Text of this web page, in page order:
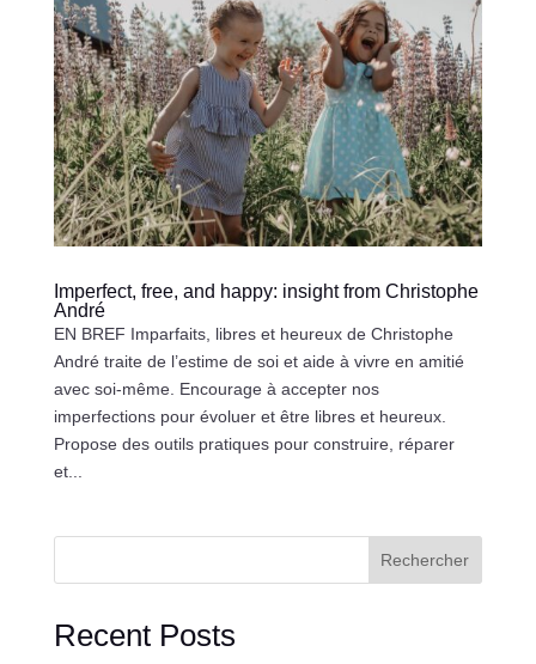
Imperfect, free, and happy: insight from Christophe
André
EN BREF Imparfaits, libres et heureux de Christophe
André traite de l’estime de soi et aide à vivre en amitié
avec soi-même. Encourage à accepter nos
imperfections pour évoluer et être libres et heureux.
Propose des outils pratiques pour construire, réparer
et...
Rechercher
Recent Posts